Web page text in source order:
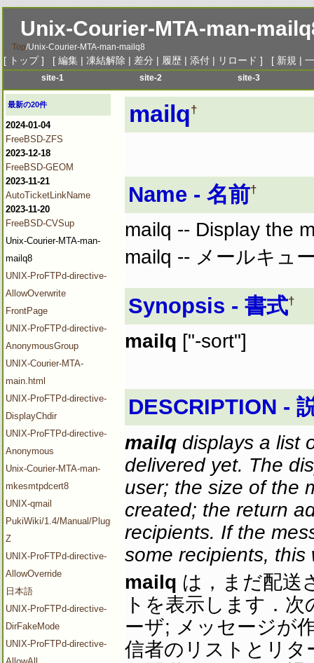
Unix-Courier-MTA-man-
Top/Unix-Courier-MTA-man-mailq8
[ トップ] [ 編集 | 凍結解除 | 差分 | 履歴 | 添付 | リロード ] [ 新規 |
site-1
menu-1
menu-2
menu-3
menu-5
menu-6
site-2
menu-1
menu-2
site-3
menu-6
最新の20件
2024-01-04
FreeBSD-ZFS
2023-12-18
FreeBSD-GEOM
2023-11-21
AutoTicketLinkName
2023-11-20
FreeBSD-CVSup
Unix-Courier-MTA-man-
mailq8
UNIX-ProFTPd-directive-
AllowOverwrite
FrontPage
UNIX-ProFTPd-directive-
AnonymousGroup
UNIX-Courier-MTA-
main.html
UNIX-ProFTPd-directive-
DisplayChdir
UNIX-ProFTPd-directive-
Anonymous
Unix-Courier-MTA-man-
mkesmtpdcert8
UNIX-qmail
PukiWiki/1.4/Manual/Plugin/V-
Z
UNIX-ProFTPd-directive-
AllowOverride
日本語
UNIX-ProFTPd-directive-
DirFakeMode
UNIX-ProFTPd-directive-
mailq†
Name - 名前†
mailq -- Display the
mailq -- メールキュ
Synopsis - 書式†
mailq ["-sort"]
DESCRIPTION -
mailq displays a list
delivered yet. The
user; the size of the
created; the return
recipients. If the
some recipients, this
mailq は，まだ配送
トを表示します．
ーザ; メッセージが
信者のリストとリ